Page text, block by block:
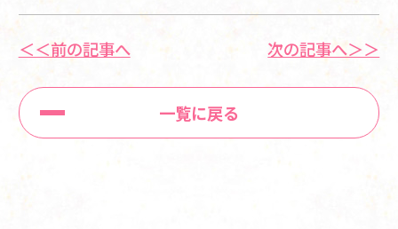
＜＜前の記事へ
一覧に戻る
次の記事へ＞＞